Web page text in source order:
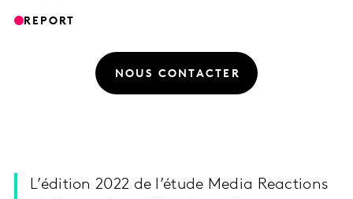
REPORT
NOUS CONTACTER
L’édition 2022 de l’étude Media Reactions